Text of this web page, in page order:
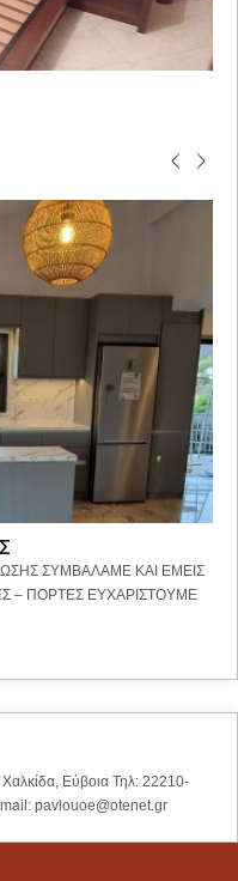
ΣΥΜΒΑΛΑΜΕ ΚΑΙ ΕΜΕΙΣ
– ΠΟΡΤΕΣ ΕΥΧΑΡΙΣΤΟΥΜΕ
Εύβοια Τηλ: 22210-
pavlouoe@otenet.gr